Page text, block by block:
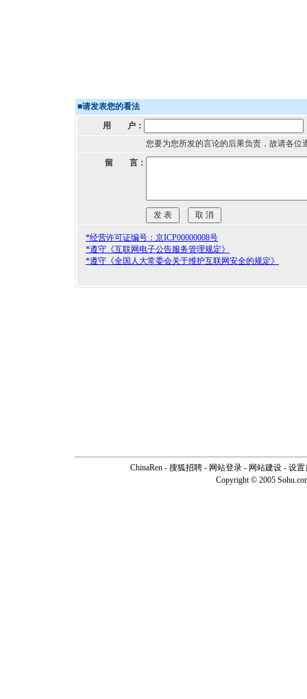
■请发表您的看法
用 户：
您要为您所发的言论的后果负责，故请各位
留 言：
*经营许可证编号：京ICP00000008号
*遵守《互联网电子公告服务管理规定》
*遵守《全国人大常委会关于维护互联网安全的规定》
ChinaRen - 搜狐招聘 - 网站登录 - 网站建设 - 设置
Copyright © 2005